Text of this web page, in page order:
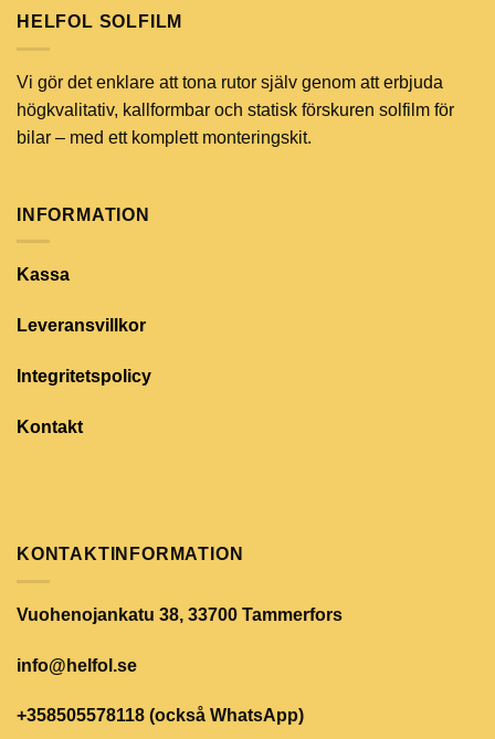
HELFOL SOLFILM
Vi gör det enklare att tona rutor själv genom att erbjuda
högkvalitativ, kallformbar och statisk förskuren solfilm för
bilar – med ett komplett monteringskit.
INFORMATION
Kassa
Leveransvillkor
Integritetspolicy
Kontakt
KONTAKTINFORMATION
Vuohenojankatu 38, 33700 Tammerfors
info@helfol.se
+358505578118 (också WhatsApp)